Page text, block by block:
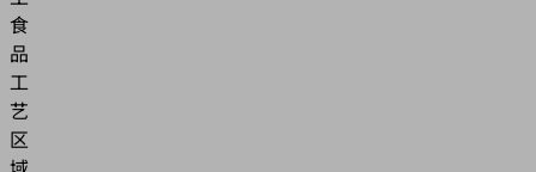
食
品
工
艺
区